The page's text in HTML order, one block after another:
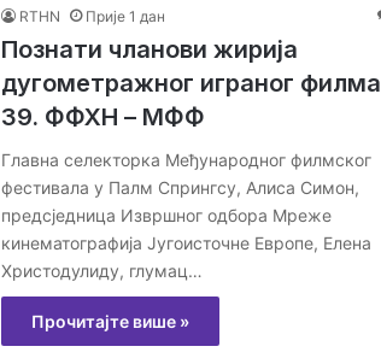
RTHN Прије 1 дан
Познати чланови жирија
дугометражног играног филма
39. ФФХН – МФФ
Главна селекторка Међународног филмског
фестивала у Палм Спрингсу, Алиса Симон,
предсједница Извршног одбора Мреже
кинематографија Југоисточне Европе, Елена
Христодулиду, глумац…
Прочитајте више »